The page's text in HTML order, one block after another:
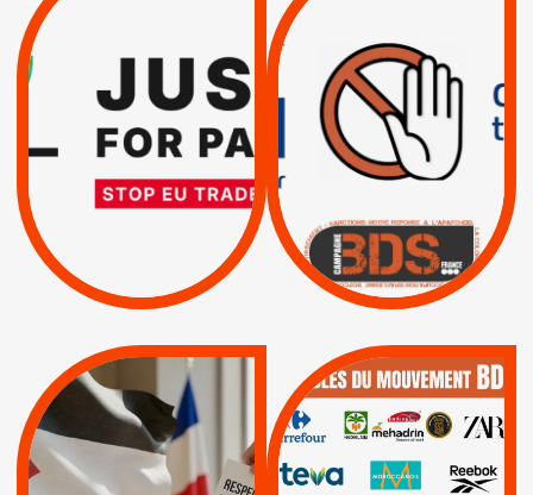
SUSPENSION
TOTALE DE
L’ACCORD
D’ASSOCIATION UE-
ISRAËL
| Pétitions
INTERNATIONAL ?
TRUMP, MACRON :
MÊME COMBAT
| Actus |
| Boycott militaire |
Lettres d'interpellation
MUNICIPALES 2026 :
JE VOTE POUR LE
RESPECT DU DROIT
INTERNATIONAL EN
QUE BOYCOTTER ?
BOYCOTT /
AXA BNP | CAF |